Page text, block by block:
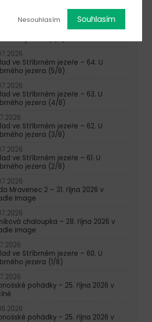
ve Stříbrném jezeře – 65. U
ve Stříbrném jezeře – 64. U
jezera (5/8)
ve Stříbrném jezeře – 63. U
jezera (4/8)
ve Stříbrném jezeře – 62. U
jezera (3/8)
ve Stříbrném jezeře – 61. U
jezera (2/8)
Mravenec 2 – 31. října 2026 v
Image
chaloupka – 28. října 2026 v
Image
ve Stříbrném jezeře – 60. U
jezera (1/8)
pohádky – 25. října 2026 v
pohádky – 25. října 2026 v
Nesouhlasím Souhlasím